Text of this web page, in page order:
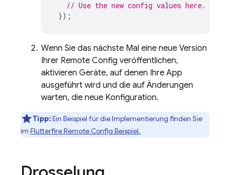
// Use the new config values here.
});
Wenn Sie das nächste Mal eine neue Version
Ihrer Remote Config veröffentlichen,
aktivieren Geräte, auf denen Ihre App
ausgeführt wird und die auf Änderungen
warten, die neue Konfiguration.
Tipp:Ein Beispiel für die Implementierung finden Sie
im Flutterfire Remote Config Beispiel.